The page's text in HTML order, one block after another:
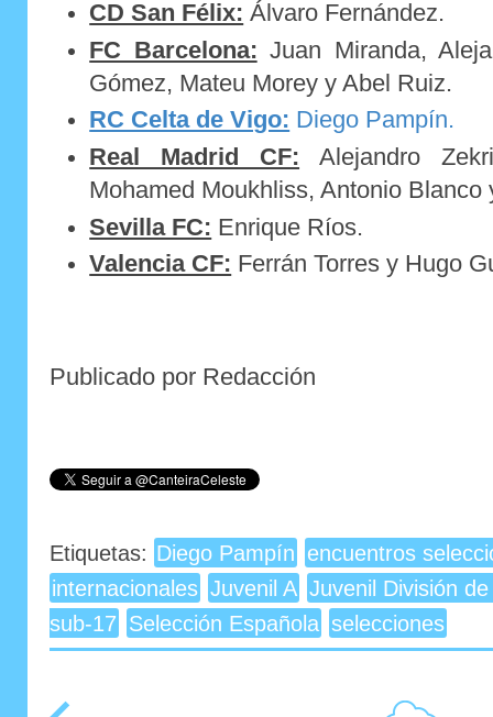
CD San Félix: Álvaro Fernández.
FC Barcelona: Juan Miranda,
Gómez, Mateu Morey y Abel Ruiz.
RC Celta de Vigo: Diego Pampín.
Real Madrid CF: Alejandro
Mohamed Moukhliss, Antonio Blanco
Sevilla FC: Enrique Ríos.
Valencia CF: Ferrán Torres y Hugo
Publicado por Redacción
Etiquetas: Diego Pampín encuentros
internacionales Juvenil A Juvenil División
sub-17 Selección Española selecciones